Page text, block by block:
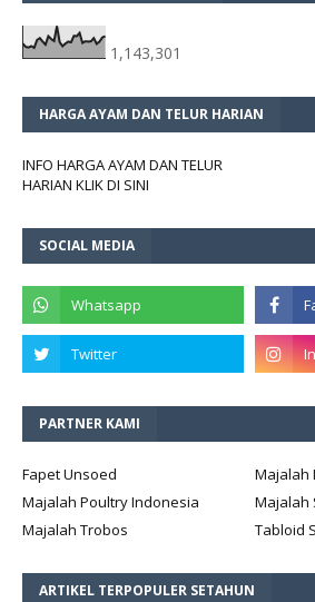
1,143,301
HARGA AYAM DAN TELUR HARIAN
INFO HARGA AYAM DAN TELUR
HARIAN KLIK DI SINI
SOCIAL MEDIA
PARTNER KAMI
Fapet Unsoed
Majalah
Majalah Poultry Indonesia
Majalah
Majalah Trobos
Tabloid
ARTIKEL TERPOPULER SETAHUN